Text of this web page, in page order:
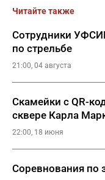
Читайте также
Сотрудники
по стрельбе
21:00, 04 августа
Скамейки с QR-
сквере Карла
22:00, 18 июня
Соревнования по